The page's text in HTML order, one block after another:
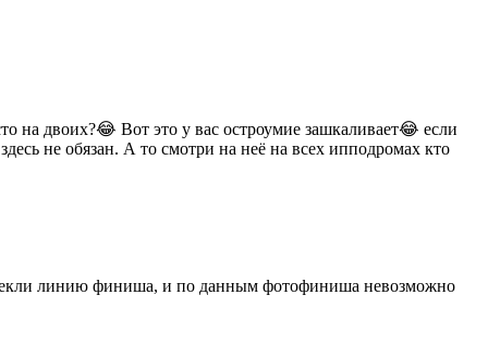
на двоих?😂 Вот это у вас остроумие зашкаливает😂 если
не обязан. А то смотри на неё на всех ипподромах кто
линию финиша, и по данным фотофиниша невозможно